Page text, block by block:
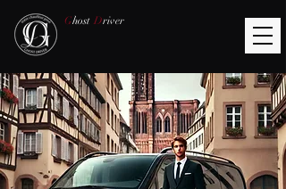
Ghost Driver